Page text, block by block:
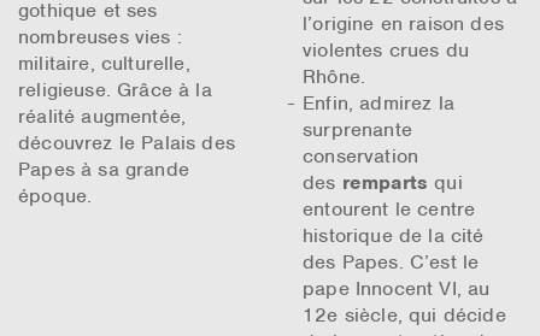
gothique et ses
nombreuses vies :
militaire, culturelle,
religieuse. Grâce à la
réalité augmentée,
découvrez le Palais des
Papes à sa grande
époque.
l’origine en raison des
violentes crues du
Rhône.
Enfin, admirez la
surprenante
conservation
des rempartsqui
entourent le centre
historique de la cité
des Papes. C’est le
pape Innocent VI, au
12e siècle, qui décide